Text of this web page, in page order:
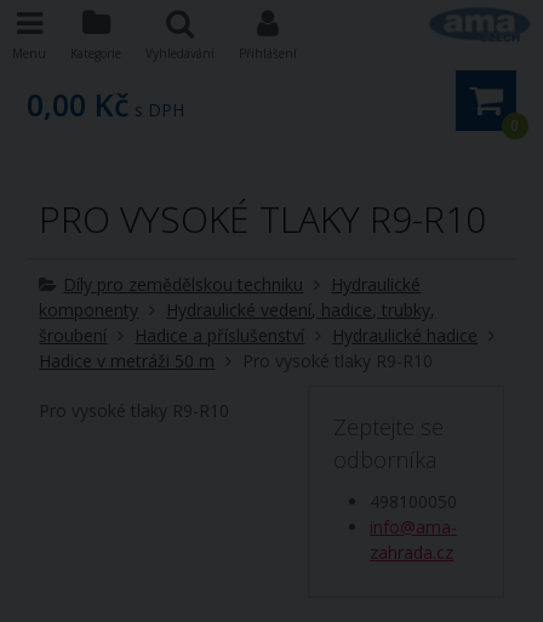
0
0,00 Kč s DPH
PRO VYSOKÉ TLAKY R9-R10
Díly pro zemědělskou techniku
Hydraulické
komponenty
Hydraulické vedení, hadice, trubky,
šroubení
Hadice a příslušenství
Hydraulické hadice
Hadice v metráži 50 m
Pro vysoké tlaky R9-R10
Zeptejte se
odborníka
498100050
info@ama-
zahrada.cz
Pro vysoké tlaky R9-R10
Menu Kategorie Vyhledávání Přihlášení